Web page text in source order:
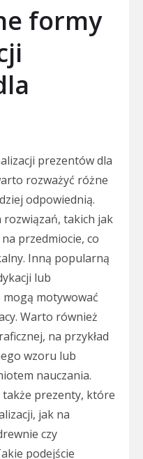
formy
prezentów dla
rozważyć różne
odpowiednią.
rozwiązań, takich jak
przedmiocie, co
Inną popularną
lub
motywować
Warto również
na przykład
wzoru lub
nauczania.
także prezenty, które
jak na
czy
podejście